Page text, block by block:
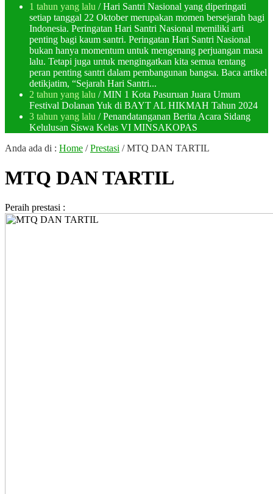
1 tahun yang lalu / Hari Santri Nasional yang diperingati
setiap tanggal 22 Oktober merupakan momen bersejarah bagi
Indonesia. Peringatan Hari Santri Nasional memiliki arti
penting bagi kaum santri. Peringatan Hari Santri Nasional
bukan hanya momentum untuk mengenang perjuangan masa
lalu. Tetapi juga untuk mengingatkan kita semua tentang
peran penting santri dalam pembangunan bangsa. Baca artikel
detikjatim, “Sejarah Hari Santri...
2 tahun yang lalu / MIN 1 Kota Pasuruan Juara Umum
Festival Dolanan Yuk di BAYT AL HIKMAH Tahun 2024
3 tahun yang lalu / Penandatanganan Berita Acara Sidang
Kelulusan Siswa Kelas VI MINSAKOPAS
Anda ada di : Home /Prestasi /MTQ DAN TARTIL
MTQ DAN TARTIL
Peraih prestasi :